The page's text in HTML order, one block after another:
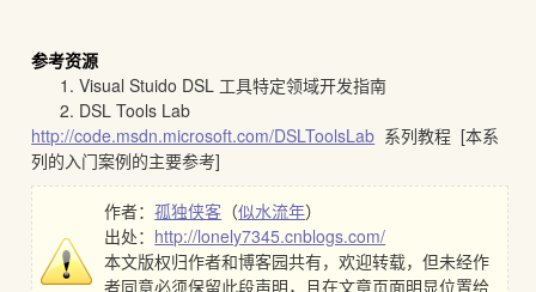
参考资源
1. Visual Stuido DSL 工具特定领域开发指南
2. DSL Tools Lab
http://code.msdn.microsoft.com/DSLToolsLab 系列教程 [本系
列的入门案例的主要参考]
作者：孤独侠客 （似水流年）
出处： http://lonely7345.cnblogs.com/
本文版权归作者和博客园共有，欢迎转载，但未经作
者同意必须保留此段声明，且在文章页面明显位置给